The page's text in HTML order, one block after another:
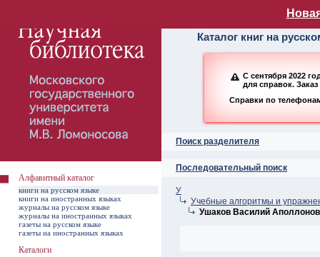
Алфавитный
Каталог книг на
С сентября 2022
для справок.
Справки по
Поиск разделителя
Последовательный поиск
У
Учебные алгоритмы и
Ушаков Василий
Алфавитный каталог
книги на русском языке
книги на иностранных языках
журналы на русском языке
журналы на иностранных языках
газеты на русском языке
газеты на иностранных языках
Каталоги